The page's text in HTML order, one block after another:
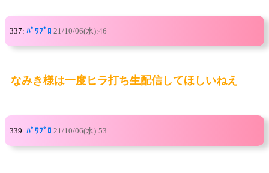
337: ﾊﾟﾜﾌﾟﾛ 21/10/06(水):46
なみき様は一度ヒラ打ち生配信してほしいねえ
339: ﾊﾟﾜﾌﾟﾛ 21/10/06(水):53